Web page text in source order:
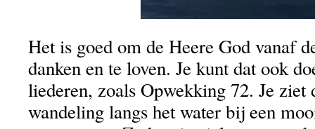
Het is goed om de Heere God vanaf
danken en te loven. Je kunt dat ook
liederen, zoals Opwekking 72. Je ziet
wandeling langs het water bij een